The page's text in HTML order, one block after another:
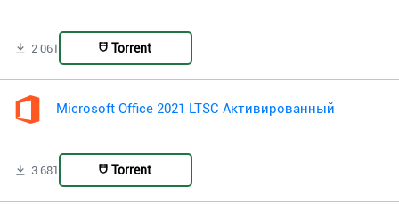
2 061 Torrent
Microsoft Office 2021 LTSC Активированный
3 681 Torrent